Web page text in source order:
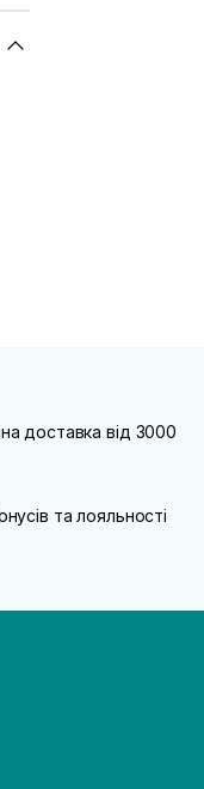
доставка від 3000
та лояльності